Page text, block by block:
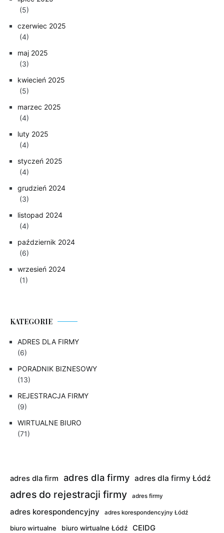
(5)
czerwiec 2025
(4)
maj 2025
(3)
kwiecień 2025
(5)
marzec 2025
(4)
luty 2025
(4)
styczeń 2025
(4)
grudzień 2024
(3)
listopad 2024
(4)
październik 2024
(6)
wrzesień 2024
(1)
KATEGORIE
ADRES DLA FIRMY
(6)
PORADNIK BIZNESOWY
(13)
REJESTRACJA FIRMY
(9)
WIRTUALNE BIURO
(71)
adres dla firm adres dla firmy adres dla firmy Łódź
adres do rejestracji firmy adres firmy
adres korespondencyjny adres korespondencyjny Łódź
biuro wirtualne biuro wirtualne Łódź CEIDG